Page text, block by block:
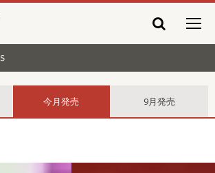
今月発売 9月発売